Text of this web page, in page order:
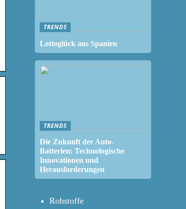
TRENDS
Lottoglück aus Spanien
TRENDS
Die Zukunft der Auto-
Batterien: Technologische
Innovationen und
Herausforderungen
Rohstoffe